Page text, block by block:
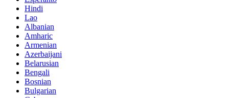
Hindi
Lao
Albanian
Amharic
Armenian
Azerbaijani
Belarusian
Bengali
Bosnian
Bulgarian